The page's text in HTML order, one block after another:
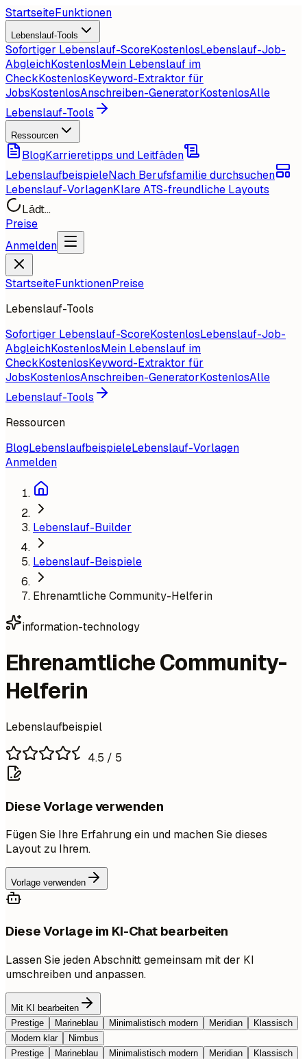
StartseiteFunktionen
Lebenslauf-Tools
Sofortiger Lebenslauf-ScoreKostenlosLebenslauf-Job-
AbgleichKostenlosMein Lebenslauf im
CheckKostenlosKeyword-Extraktor für
JobsKostenlosAnschreiben-GeneratorKostenlosAlle
Lebenslauf-Tools
Ressourcen
BlogKarrieretipps und Leitfäden
LebenslaufbeispieleNach Berufsfamilie durchsuchen
Lebenslauf-VorlagenKlare ATS-freundliche Layouts
Lädt...
Preise
Anmelden
StartseiteFunktionenPreise
Lebenslauf-Tools
Sofortiger Lebenslauf-ScoreKostenlosLebenslauf-Job-
AbgleichKostenlosMein Lebenslauf im
CheckKostenlosKeyword-Extraktor für
JobsKostenlosAnschreiben-GeneratorKostenlosAlle
Lebenslauf-Tools
Ressourcen
BlogLebenslaufbeispieleLebenslauf-Vorlagen
Anmelden
Lebenslauf-Builder
Lebenslauf-Beispiele
Ehrenamtliche Community-Helferin
information-technology
Ehrenamtliche Community-
Helferin
Lebenslaufbeispiel
4.5 / 5
Diese Vorlage verwenden
Fügen Sie Ihre Erfahrung ein und machen Sie dieses
Layout zu Ihrem.
Vorlage verwenden
Diese Vorlage im KI-Chat bearbeiten
Lassen Sie jeden Abschnitt gemeinsam mit der KI
umschreiben und anpassen.
Mit KI bearbeiten
Prestige
Marineblau Minimalistisch modern Meridian
Klassisch
Modern klar
Nimbus
Prestige
Marineblau Minimalistisch modern Meridian
Klassisch